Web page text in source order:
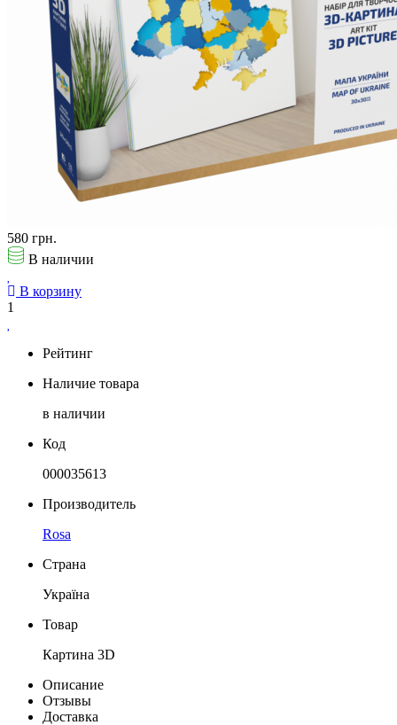
580 грн.
В наличии
В корзину
1
Рейтинг
Наличие товара
в наличии
Код
000035613
Производитель
Rosa
Страна
Україна
Товар
Картина 3D
Описание
Отзывы
Доставка